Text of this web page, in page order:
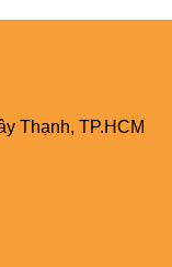
Thạnh, TP.HCM